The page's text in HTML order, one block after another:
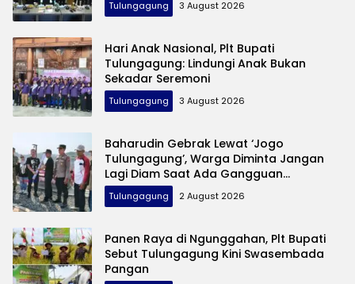
Tulungagung 3 August 2026
Hari Anak Nasional, Plt Bupati
Tulungagung: Lindungi Anak Bukan
Sekadar Seremoni
Tulungagung 3 August 2026
Baharudin Gebrak Lewat ‘Jogo
Tulungagung’, Warga Diminta Jangan
Lagi Diam Saat Ada Gangguan
Keamanan
Tulungagung 2 August 2026
Panen Raya di Ngunggahan, Plt Bupati
Sebut Tulungagung Kini Swasembada
Pangan